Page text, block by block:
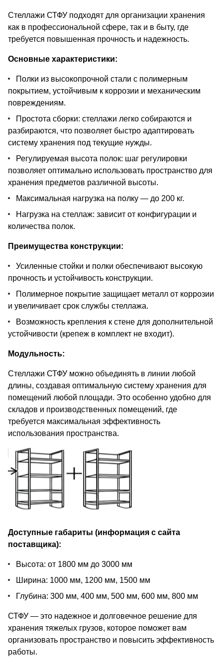
Стеллажи СТФУ подходят для организации хранения
как в профессиональной сфере, так и в быту, где
требуется повышенная прочность и надежность.
Основные характеристики:
Полки из высокопрочной стали с полимерным
покрытием, устойчивым к коррозии и механическим
повреждениям.
Простота сборки: стеллажи легко собираются и
разбираются, что позволяет быстро адаптировать
систему хранения под текущие нужды.
Регулируемая высота полок: шаг регулировки
позволяет оптимально использовать пространство для
хранения предметов различной высоты.
Максимальная нагрузка на полку — до 200 кг.
Нагрузка на стеллаж: зависит от конфигурации и
количества полок.
Преимущества конструкции:
Усиленные стойки и полки обеспечивают высокую
прочность и устойчивость конструкции.
Полимерное покрытие защищает металл от коррозии
и увеличивает срок службы стеллажа.
Возможность крепления к стене для дополнительной
устойчивости (крепеж в комплект не входит).
Модульность:
Стеллажи СТФУ можно объединять в линии любой
длины, создавая оптимальную систему хранения для
помещений любой площади. Это особенно удобно для
складов и производственных помещений, где
требуется максимальная эффективность
использования пространства.
Доступные габариты (информация с сайта
поставщика):
Высота: от 1800 мм до 3000 мм
Ширина: 1000 мм, 1200 мм, 1500 мм
Глубина: 300 мм, 400 мм, 500 мм, 600 мм, 800 мм
СТФУ — это надежное и долговечное решение для
хранения тяжелых грузов, которое поможет вам
организовать пространство и повысить эффективность
работы.